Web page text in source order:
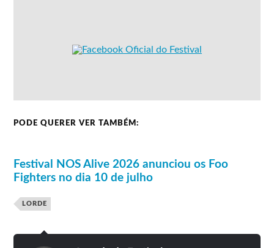
PODE QUERER VER TAMBÉM:
Festival NOS Alive 2026 anunciou os Foo
Fighters no dia 10 de julho
LORDE